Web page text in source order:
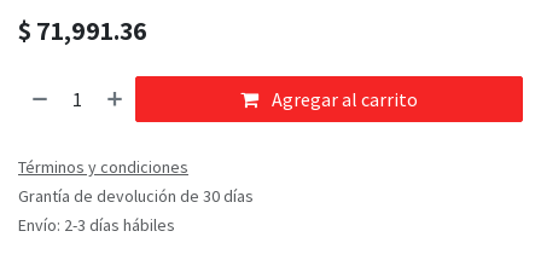
$ 71,991.36
Agregar al carrito
Términos y condiciones
Grantía de devolución de 30 días
Envío: 2-3 días hábiles